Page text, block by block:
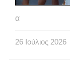
α
26 Ιούλιος 2026